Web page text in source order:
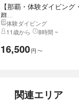
【那覇・体験ダイビン
群...
体験ダイビング
11歳から
8時間 ~
16,500円 〜
関連エリア